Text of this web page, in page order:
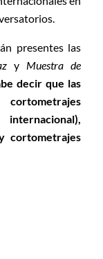
presentes las
y Muestra de
decir que las
cortometrajes
cortometrajes